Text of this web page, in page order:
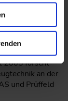
an der
TU
­2005 arbeitete
zum
Conducta
2005 forscht
an der
und Prüffeld